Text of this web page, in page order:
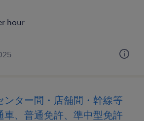
hour
ンター間・店舗間・幹線等
車、普通免許、準中型免許